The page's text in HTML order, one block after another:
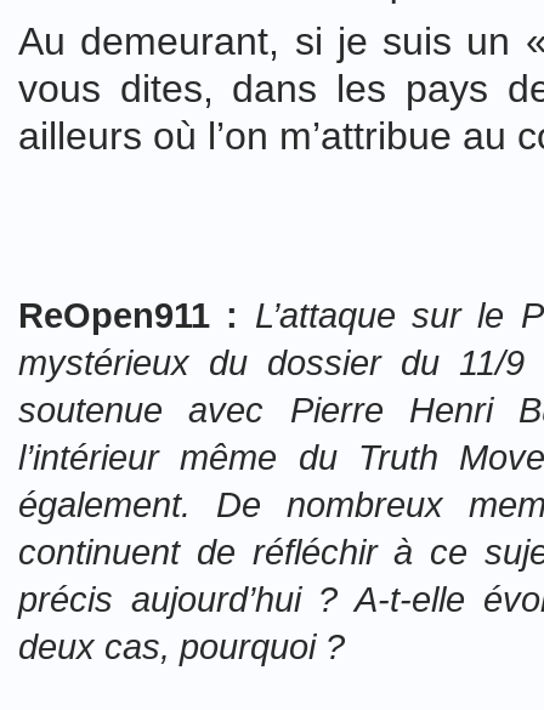
Au demeurant, si je suis un
vous dites, dans les pays
ailleurs où l’on m’attribue au
ReOpen911 : L’attaque sur le
mystérieux du dossier du 11/
soutenue avec Pierre Henri
l’intérieur même du Truth
également. De nombreux
continuent de réfléchir à ce
précis aujourd’hui ? A-t-elle
deux cas, pourquoi ?